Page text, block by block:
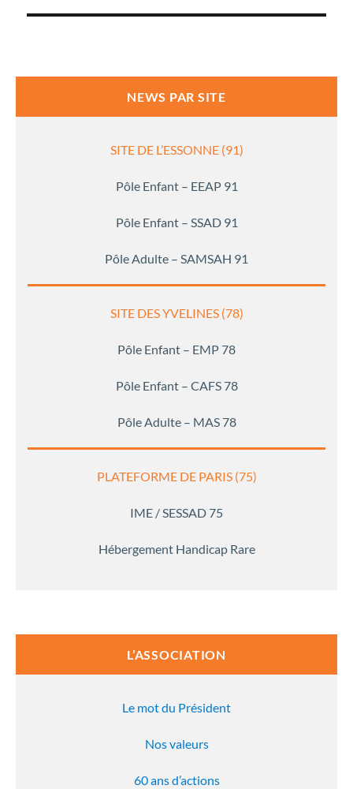
NEWS PAR SITE
SITE DE L’ESSONNE (91)
Pôle Enfant – EEAP 91
Pôle Enfant – SSAD 91
Pôle Adulte – SAMSAH 91
SITE DES YVELINES (78)
Pôle Enfant – EMP 78
Pôle Enfant – CAFS 78
Pôle Adulte – MAS 78
PLATEFORME DE PARIS (75)
IME / SESSAD 75
Hébergement Handicap Rare
L’ASSOCIATION
Le mot du Président
Nos valeurs
60 ans d’actions